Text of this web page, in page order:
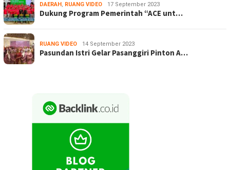
DAERAH, RUANG VIDEO 17 September 2023
Dukung Program Pemerintah “ACE unt…
RUANG VIDEO 14 September 2023
Pasundan Istri Gelar Pasanggiri Pinton A…